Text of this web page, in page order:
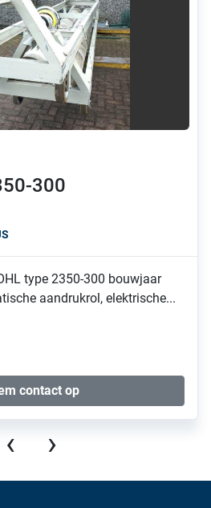
300
type 2350-300 bouwjaar
aandrukrol, elektrische...
contact op
‹ ›